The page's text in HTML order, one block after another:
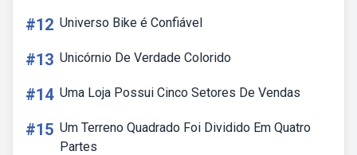
#12 Universo Bike é Confiável
#13 Unicórnio De Verdade Colorido
#14 Uma Loja Possui Cinco Setores De Vendas
#15 Um Terreno Quadrado Foi Dividido Em Quatro
Partes